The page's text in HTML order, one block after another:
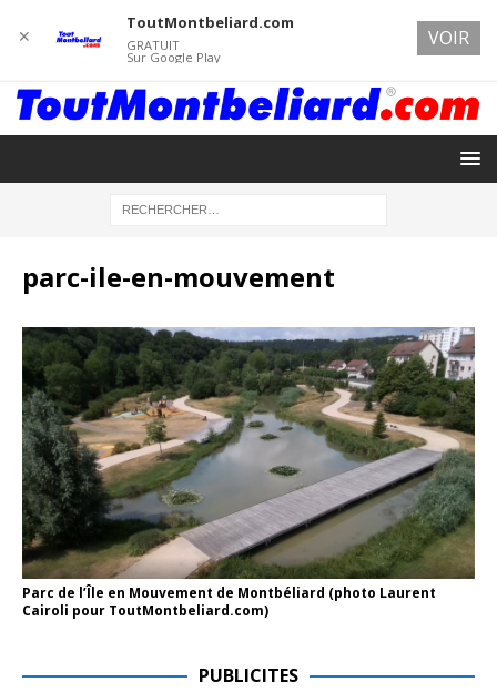
parc-ile-en-mouvement
Parc de l’Île en Mouvement de Montbéliard (photo Laurent
Cairoli pour ToutMontbeliard.com)
PUBLICITES
✕
ToutMontbeliard.com
GRATUIT
Sur Google Play
VOIR